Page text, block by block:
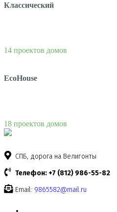
Классический
14 проектов домов
EcoHouse
18 проектов домов
СПБ, дорога на Велигонты
Телефон: +7 (812) 986-55-82
Email: 9865582@mail.ru